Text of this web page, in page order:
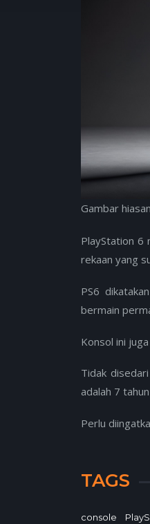
Gambar hiasan
PlayStation 6
rekaan yang
PS6
bermain
Konsol ini
Tidak
adalah 7
Perlu
TAGS
console